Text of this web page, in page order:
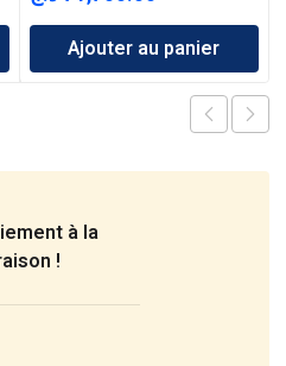
Ajouter au panier
à la
!